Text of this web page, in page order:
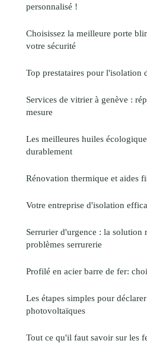
personnalisé !
Choisissez la meilleure porte
votre sécurité
Top prestataires pour l'isolation
Services de vitrier à genève :
mesure
Les meilleures huiles
durablement
Rénovation thermique et aides
Votre entreprise d'isolation
Serrurier d'urgence : la solution
problèmes serrurerie
Profilé en acier barre de fer:
Les étapes simples pour
photovoltaïques
Tout ce qu'il faut savoir sur les